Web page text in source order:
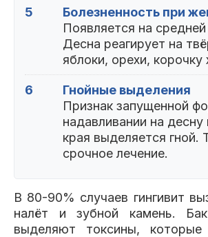
5
Болезненность при
Появляется на
Десна реагирует на
яблоки, орехи, корочку
6
Гнойные выделения
Признак запущенной
надавливании на
края выделяется гной.
срочное лечение.
В 80-90% случаев гингивит
налёт и зубной камень.
выделяют токсины, которые